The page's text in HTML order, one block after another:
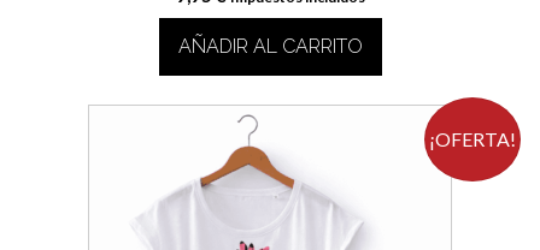
AÑADIR AL CARRITO
¡OFERTA!